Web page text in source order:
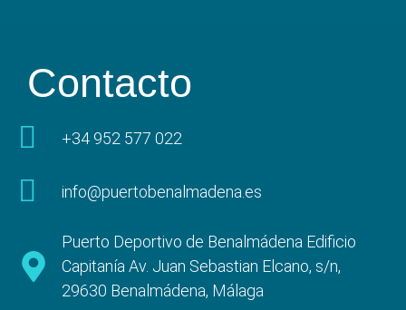
Contacto
+34 952 577 022
info@puertobenalmadena.es
Puerto Deportivo de Benalmádena Edificio
Capitanía Av. Juan Sebastian Elcano, s/n,
29630 Benalmádena, Málaga